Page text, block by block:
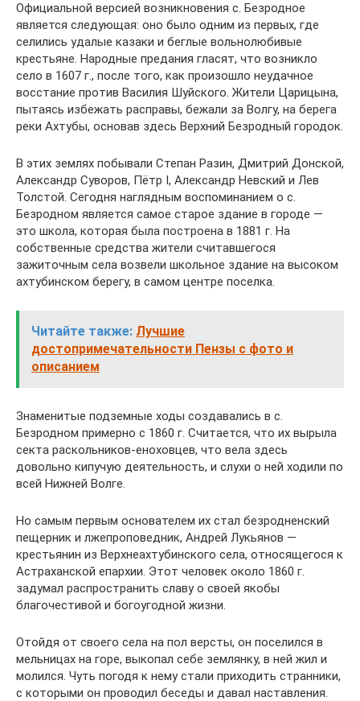
Официальной версией возникновения с. Безродное
является следующая: оно было одним из первых, где
селились удалые казаки и беглые вольнолюбивые
крестьяне. Народные предания гласят, что возникло
село в 1607 г., после того, как произошло неудачное
восстание против Василия Шуйского. Жители Царицына,
пытаясь избежать расправы, бежали за Волгу, на берега
реки Ахтубы, основав здесь Верхний Безродный городок.
В этих землях побывали Степан Разин, Дмитрий Донской,
Александр Суворов, Пётр I, Александр Невский и Лев
Толстой. Сегодня наглядным воспоминанием о с.
Безродном является самое старое здание в городе —
это школа, которая была построена в 1881 г. На
собственные средства жители считавшегося
зажиточным села возвели школьное здание на высоком
ахтубинском берегу, в самом центре поселка.
Читайте также: Лучшие
достопримечательности Пензы с фото и
описанием
Знаменитые подземные ходы создавались в с.
Безродном примерно с 1860 г. Считается, что их вырыла
секта раскольников-еноховцев, что вела здесь
довольно кипучую деятельность, и слухи о ней ходили по
всей Нижней Волге.
Но самым первым основателем их стал безродненский
пещерник и лжепроповедник, Андрей Лукьянов —
крестьянин из Верхнеахтубинского села, относящегося к
Астраханской епархии. Этот человек около 1860 г.
задумал распространить славу о своей якобы
благочестивой и богоугодной жизни.
Отойдя от своего села на пол версты, он поселился в
мельницах на горе, выкопал себе землянку, в ней жил и
молился. Чуть погодя к нему стали приходить странники,
с которыми он проводил беседы и давал наставления.